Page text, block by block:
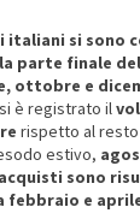
italiani si sono
parte finale
ottobre e
è registrato il
rispetto al resto
estivo,
sono
febbraio e